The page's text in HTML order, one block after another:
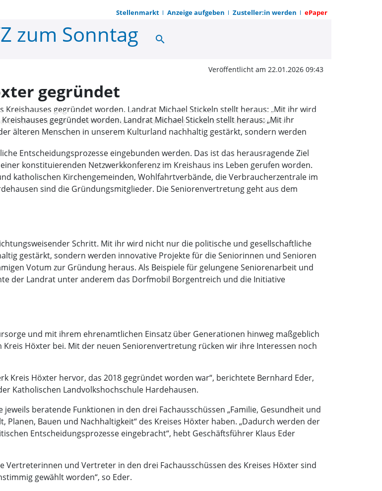
Stellenmarkt Anzeige aufgeben Zusteller:in werden ePaper
Seniorenvertretung Kreis Höxter
search
Veröffentlicht am 22.01.2026 09:43
gegründet
gegründet worden. Landrat Michael Stickeln stellt heraus: „Mit ihr
älteren Menschen in unserem Kulturland nachhaltig gestärkt, sondern werden
Entscheidungsprozesse eingebunden werden. Das ist das herausragende Ziel
konstituierenden Netzwerkkonferenz im Kreishaus ins Leben gerufen worden.
katholischen Kirchengemeinden, Wohlfahrtverbände, die Verbraucherzentrale im
sind die Gründungsmitglieder. Die Seniorenvertretung geht aus dem
Schritt. Mit ihr wird nicht nur die politische und gesellschaftliche
gestärkt, sondern werden innovative Projekte für die Seniorinnen und Senioren
Votum zur Gründung heraus. Als Beispiele für gelungene Seniorenarbeit und
der Landrat unter anderem das Dorfmobil Borgentreich und die Initiative
und mit ihrem ehrenamtlichen Einsatz über Generationen hinweg maßgeblich
Höxter bei. Mit der neuen Seniorenvertretung rücken wir ihre Interessen noch
Kreis Höxter hervor, das 2018 gegründet worden war“, berichtete Bernhard Eder,
Katholischen Landvolkshochschule Hardehausen.
beratende Funktionen in den drei Fachausschüssen „Familie, Gesundheit und
Planen, Bauen und Nachhaltigkeit“ des Kreises Höxter haben. „Dadurch werden der
Entscheidungsprozesse eingebracht“, hebt Geschäftsführer Klaus Eder
und Vertreter in den drei Fachausschüssen des Kreises Höxter sind
gewählt worden“, so Eder.